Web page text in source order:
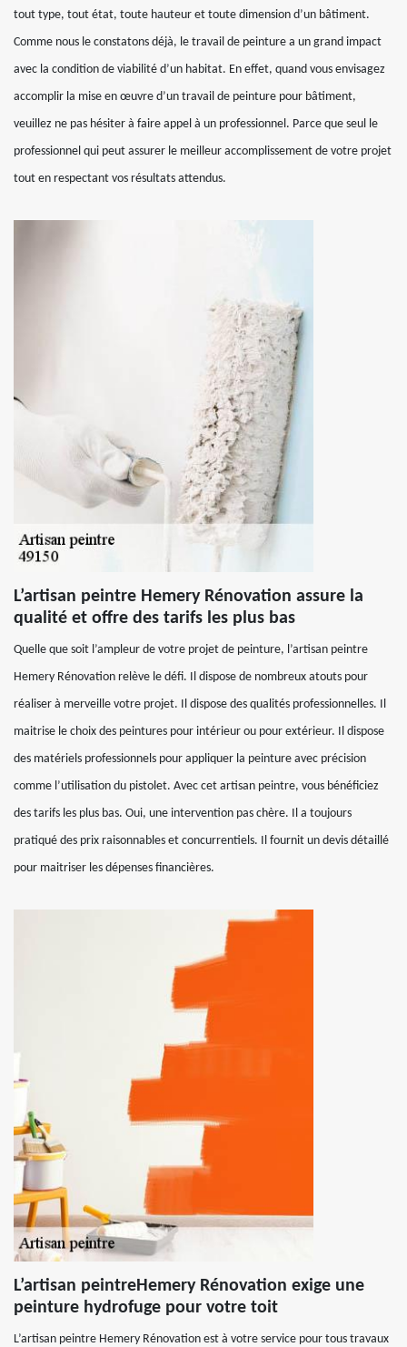
tout type, tout état, toute hauteur et toute dimension d’un bâtiment.
Comme nous le constatons déjà, le travail de peinture a un grand impact
avec la condition de viabilité d’un habitat. En effet, quand vous envisagez
accomplir la mise en œuvre d’un travail de peinture pour bâtiment,
veuillez ne pas hésiter à faire appel à un professionnel. Parce que seul le
professionnel qui peut assurer le meilleur accomplissement de votre projet
tout en respectant vos résultats attendus.
L’artisan peintre Hemery Rénovation assure la
qualité et offre des tarifs les plus bas
Quelle que soit l’ampleur de votre projet de peinture, l’artisan peintre
Hemery Rénovation relève le défi. Il dispose de nombreux atouts pour
réaliser à merveille votre projet. Il dispose des qualités professionnelles. Il
maitrise le choix des peintures pour intérieur ou pour extérieur. Il dispose
des matériels professionnels pour appliquer la peinture avec précision
comme l’utilisation du pistolet. Avec cet artisan peintre, vous bénéficiez
des tarifs les plus bas. Oui, une intervention pas chère. Il a toujours
pratiqué des prix raisonnables et concurrentiels. Il fournit un devis détaillé
pour maitriser les dépenses financières.
L’artisan peintreHemery Rénovation exige une
peinture hydrofuge pour votre toit
L’artisan peintre Hemery Rénovation est à votre service pour tous travaux